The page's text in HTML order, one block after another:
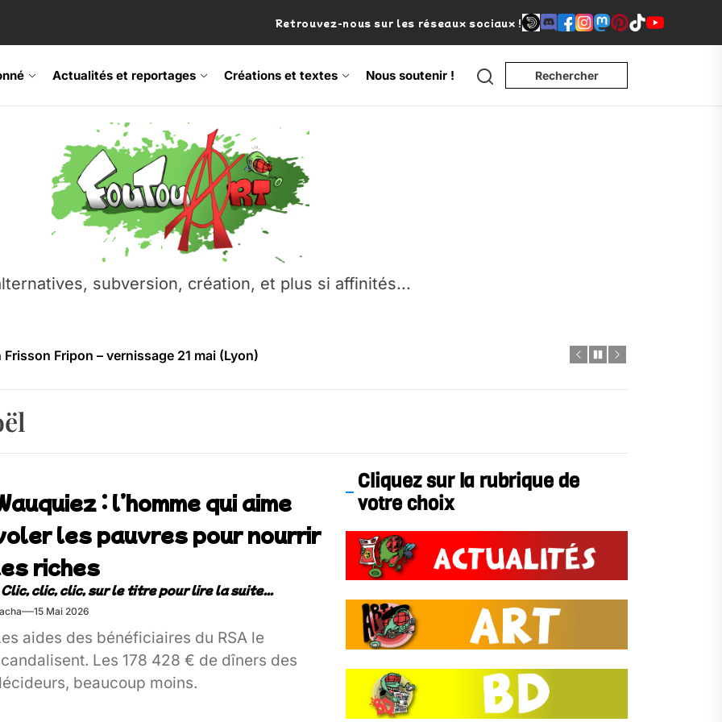
Retrouvez-nous sur les réseaux sociaux !
Actualités et reportages Créations et textes Nous soutenir ! Search Rechercher
subversion, création, et plus si affinités...
Frisson Fripon – vernissage 21 mai (Lyon)
Festival – Samedi 18 juillet (Vaulx-en-Velin)
– Ŝtono, un livre réalisé par Michaël Moretti & Pierre Lacôte
contre l’A412 à l’Établi (Haute-Savoie)
Fripon – vernissage 21 mai (Lyon)
Festival – Samedi 18 juillet (Vaulx-en-Velin)
: l’homme qui aime
les pauvres pour nourrir
riches
15 Mai 2026
aides des bénéficiaires du RSA le
Les 178 428 € de dîners des
beaucoup moins.
Cliquez sur la rubrique de
votre choix